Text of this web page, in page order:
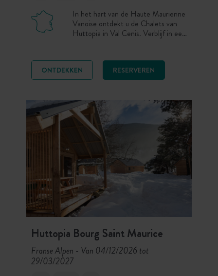
In het hart van de Haute Maurienne
Vanoise ontdekt u de Chalets van
Huttopia in Val Cenis. Verblijf in een
beleef een unieke wintervakantie
tussen uitgestrekte skigebieden,
besneeuwde panorama’s en nordic
Nationaal Park Vanoise, ver weg van
de drukte.
ONTDEKKEN RESERVEREN
Huttopia Bourg Saint Maurice
Franse Alpen - Van 04/12/2026 tot
29/03/2027